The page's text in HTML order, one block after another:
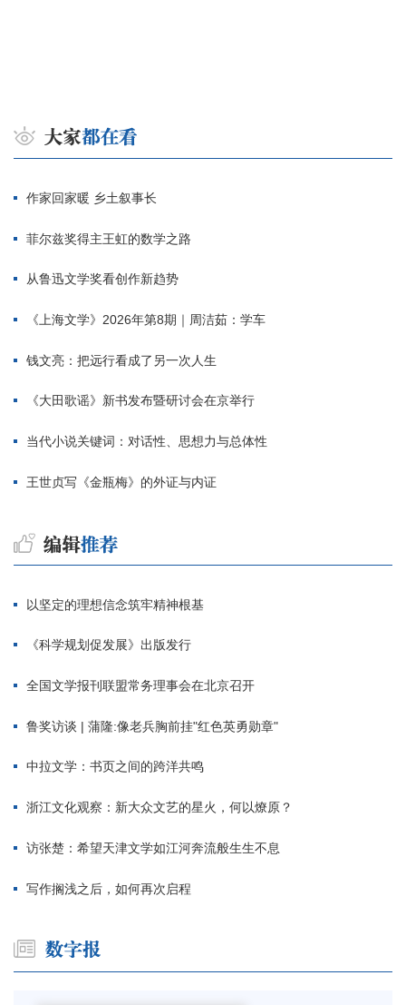
作家回家暖 乡土叙事长
菲尔兹奖得主王虹的数学之路
从鲁迅文学奖看创作新趋势
《上海文学》2026年第8期｜周洁茹：学车
钱文亮：把远行看成了另一次人生
《大田歌谣》新书发布暨研讨会在京举行
当代小说关键词：对话性、思想力与总体性
王世贞写《金瓶梅》的外证与内证
以坚定的理想信念筑牢精神根基
《科学规划促发展》出版发行
全国文学报刊联盟常务理事会在北京召开
鲁奖访谈 | 蒲隆:像老兵胸前挂"红色英勇勋章"
中拉文学：书页之间的跨洋共鸣
浙江文化观察：新大众文艺的星火，何以燎原？
访张楚：希望天津文学如江河奔流般生生不息
写作搁浅之后，如何再次启程